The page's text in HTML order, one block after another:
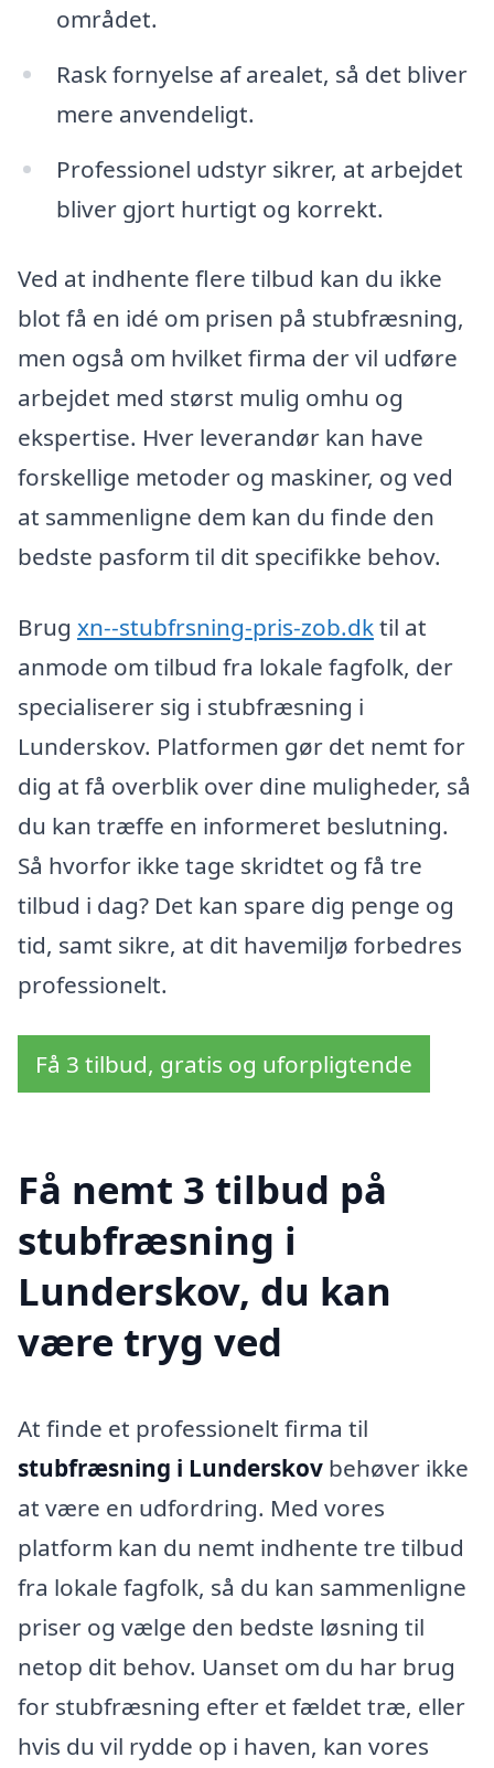
området.
Rask fornyelse af arealet, så det bliver
mere anvendeligt.
Professionel udstyr sikrer, at arbejdet
bliver gjort hurtigt og korrekt.
Ved at indhente flere tilbud kan du ikke
blot få en idé om prisen på stubfræsning,
men også om hvilket firma der vil udføre
arbejdet med størst mulig omhu og
ekspertise. Hver leverandør kan have
forskellige metoder og maskiner, og ved
at sammenligne dem kan du finde den
bedste pasform til dit specifikke behov.
Brug xn--stubfrsning-pris-zob.dktil at
anmode om tilbud fra lokale fagfolk, der
specialiserer sig i stubfræsning i
Lunderskov. Platformen gør det nemt for
dig at få overblik over dine muligheder, så
du kan træffe en informeret beslutning.
Så hvorfor ikke tage skridtet og få tre
tilbud i dag? Det kan spare dig penge og
tid, samt sikre, at dit havemiljø forbedres
professionelt.
Få 3 tilbud, gratis og uforpligtende
Få nemt 3 tilbud på
stubfræsning i
Lunderskov, du kan
være tryg ved
At finde et professionelt firma til
stubfræsning i Lunderskov behøver ikke
at være en udfordring. Med vores
platform kan du nemt indhente tre tilbud
fra lokale fagfolk, så du kan sammenligne
priser og vælge den bedste løsning til
netop dit behov. Uanset om du har brug
for stubfræsning efter et fældet træ, eller
hvis du vil rydde op i haven, kan vores